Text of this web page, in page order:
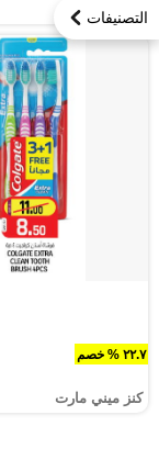
التصنيفات
كنز ميني مارت
٢٢.٧ % خصم
كنز ميني مارت